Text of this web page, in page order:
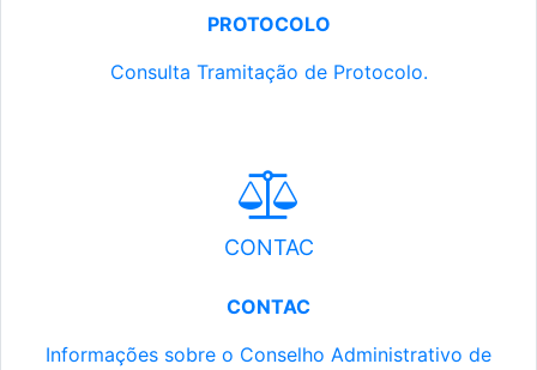
PROTOCOLO
Consulta Tramitação de Protocolo.
CONTAC
CONTAC
Informações sobre o Conselho Administrativo de